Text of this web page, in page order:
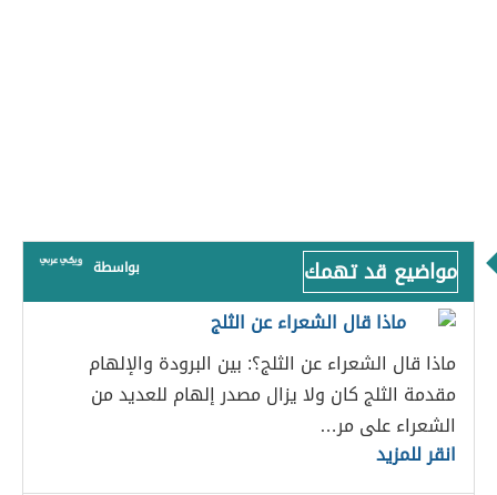
مواضيع قد تهمك بواسطة
ماذا قال الشعراء عن الثلج
ماذا قال الشعراء عن الثلج؟: بين البرودة والإلهام
مقدمة الثلج كان ولا يزال مصدر إلهام للعديد من
الشعراء على مر…
انقر للمزيد